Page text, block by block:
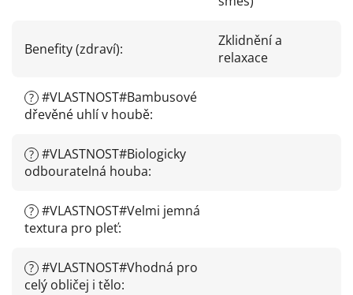
Benefity (zdraví):
Zklidnění a
relaxace
? #VLASTNOST#Bambusové
dřevěné uhlí v houbě:
? #VLASTNOST#Biologicky
odbouratelná houba:
? #VLASTNOST#Velmi jemná
textura pro pleť:
? #VLASTNOST#Vhodná pro
celý obličej i tělo: